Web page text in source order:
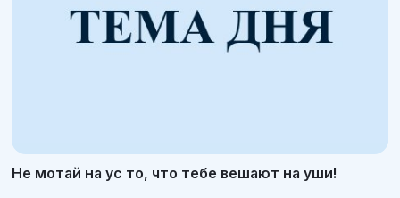
Не мотай на ус то, что тебе вешают на уши!